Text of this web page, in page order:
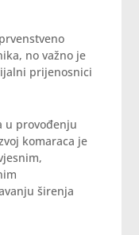
no važno je
prijenosnici
u provođenju
komaraca je
širenja